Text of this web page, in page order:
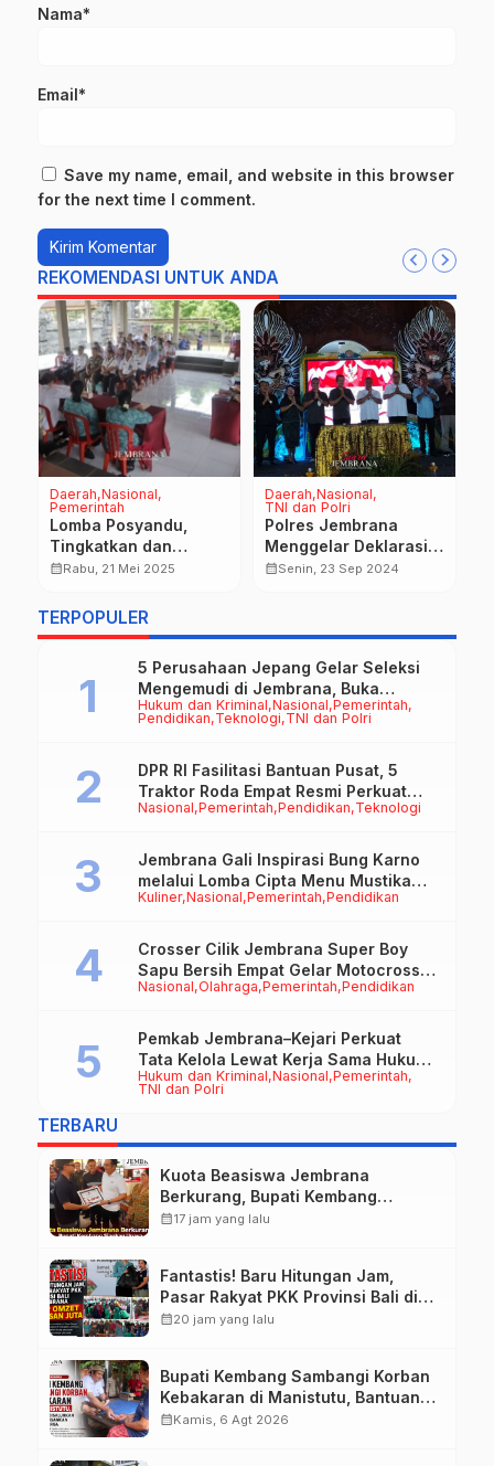
Nama*
Email*
Save my name, email, and website in this browser
for the next time I comment.
REKOMENDASI UNTUK ANDA
Daerah Nasional
Pemerintah
Lomba Posyandu,
Tingkatkan dan
Dekatkan Pelayanan
Masyarakat
calendar_monthRabu, 21 Mei 2025
Daerah Nasional
TNI dan Polri
Polres Jembrana
Menggelar Deklarasi
Damai dan Doa,
calendar_monthSenin, 23 Sep 2024
TERPOPULER
Hukum dan Kriminal Nasional Pemerintah
Pendidikan Teknologi TNI dan Polri
5 Perusahaan Jepang Gelar Seleksi
Mengemudi di Jembrana, Buka
Peluang Kerja bagi Calon PMI
Nasional Pemerintah Pendidikan Teknologi
DPR RI Fasilitasi Bantuan Pusat, 5
Traktor Roda Empat Resmi Perkuat
Mekanisasi Pertanian Jembrana
Kuliner Nasional Pemerintah Pendidikan
Jembrana Gali Inspirasi Bung Karno
melalui Lomba Cipta Menu Mustika
Rasa
Nasional Olahraga Pemerintah Pendidikan
Crosser Cilik Jembrana Super Boy
Sapu Bersih Empat Gelar Motocross
50cc
Hukum dan Kriminal Nasional Pemerintah
TNI dan Polri
Pemkab Jembrana–Kejari Perkuat
Tata Kelola Lewat Kerja Sama Hukum
Datun
TERBARU
Kuota Beasiswa Jembrana
Berkurang, Bupati Kembang
Siapkan Upaya Penambahan di
calendar_month17 jam yang lalu
Fantastis! Baru Hitungan Jam,
Pasar Rakyat PKK Provinsi Bali di
Jembrana Raup Omzet Ratusan
calendar_month20 jam yang lalu
Bupati Kembang Sambangi Korban
Kebakaran di Manistutu, Bantuan
Disalurkan untuk Ringankan Beban
calendar_monthKamis, 6 Agt 2026